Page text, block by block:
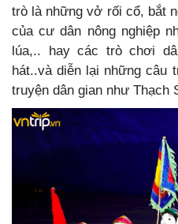
trò là những vở rối cổ, bắt
của cư dân nông nghiệp
lúa,.. hay các trò chơi
hát..và diễn lại những câu
truyện dân gian như Thạch